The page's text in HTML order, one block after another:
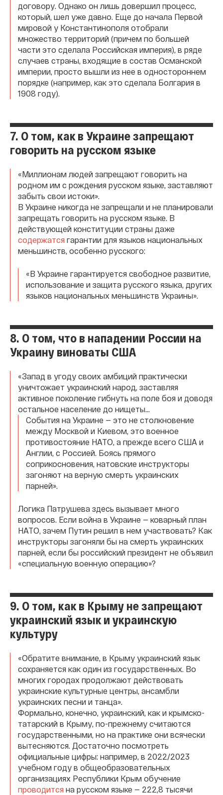
договору. Однако он лишь довершил процесс,
который, шел уже давно. Еще до начала Первой
мировой у Константинополя отобрали
множество территорий (причем по большей
части это сделала Российская империя), в ряде
случаев страны, входящие в состав Османской
империи, просто вышли из нее в одностороннем
порядке (например, как это сделала Болгария в
1908 году).
7. О том, как в Украине запрещают
говорить на русском языке
«Миллионам людей запрещают говорить на
родном им с рождения русском языке, заставляют
забыть свои истоки».
В Украине никогда не запрещали и не планировали
запрещать говорить на русском языке. В
действующей конституции страны даже
содержатся гарантии для языков национальных
меньшинств, особенно русского:
«В Украине гарантируется свободное развитие,
использование и защита русского языка, других
языков национальных меньшинств Украины».
8. О том, что в нападении России на
Украину виноваты США
«Запад в угоду своих амбиций практически
уничтожает украинский народ, заставляя
активное поколение гибнуть на поле боя и доводя
остальное население до нищеты...
События на Украине — это не столкновение
между Москвой и Киевом, это военное
противостояние НАТО, а прежде всего США и
Англии, с Россией. Боясь прямого
соприкосновения, натовские инструкторы
загоняют на верную смерть украинских
парней».
Логика Патрушева здесь вызывает много
вопросов. Если война в Украине — коварный план
НАТО, зачем Путин решил в нем участвовать? Как
инструкторы загоняли бы на смерть украинских
парней, если бы российский президент не объявил
«специальную военную операцию»?
9. О том, как в Крыму не запрещают
украинский язык и украинскую
культуру
«Обратите внимание, в Крыму украинский язык
сохраняется как один из государственных. Во
многих городах продолжают действовать
украинские культурные центры, ансамбли
украинских песни и танца».
Формально, конечно, украинский, как и крымско-
татарский в Крыму, по-прежнему считаются
государственными, но на практике они всячески
вытесняются. Достаточно посмотреть
официальные цифры: например, в 2022/2023
учебном году в общеобразовательных
организациях Республики Крым обучение
проводится на русском языке — 222,8 тысячи